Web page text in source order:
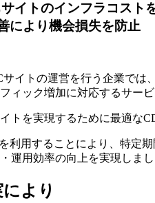
イトのインフラコスト
により機会損失を防止
イトの運営を行う企業では
ィック増加に対応するサー
トを実現するために最適な
を利用することにより、特
運用効率の向上を実現しまし
より